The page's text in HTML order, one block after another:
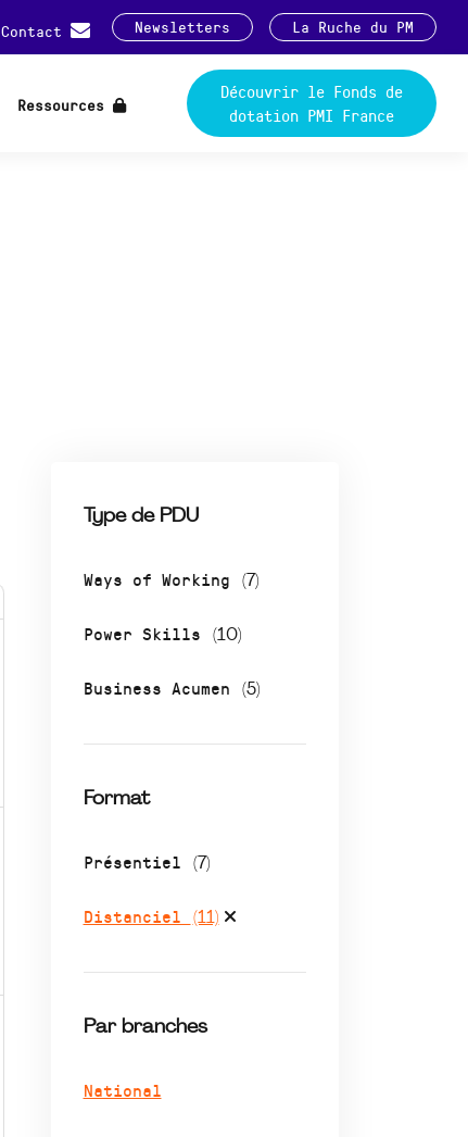
Contact Newsletters La Ruche du PM
Ressources
Découvrir le Fonds de
dotation PMI France
Type de PDU
Ways of Working (7)
Power Skills (10)
Business Acumen (5)
Format
Présentiel (7)
Distanciel (11)
Par branches
National